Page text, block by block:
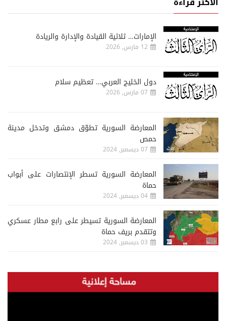
الإمارات… ثلاثية القيادة والإدارة والريادة
12 مارس, 2026
دول الخليج العربي… تعظيم سلام
07 مارس, 2026
المعارضة السورية تطوّق دمشق وتدخل مدينة
حمص
07 ديسمبر, 2024
المعارضة السورية تسطر الإنتصارات على أبواب
حماة
04 ديسمبر, 2024
المعارضة السورية تسيطر على رابع مطار عسكري
وتتقدم بريف حماة
03 ديسمبر, 2024